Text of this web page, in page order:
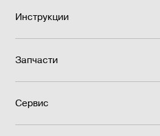
Инструкции
Запчасти
Сервис